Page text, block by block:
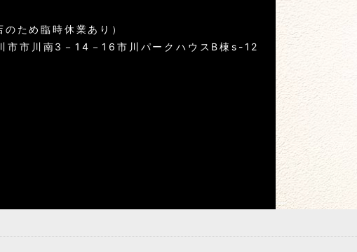
ため臨時休業あり）
市川南3－14－16市川パークハウスB棟s-12